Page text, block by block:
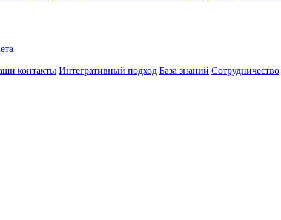
контакты Интегративный подход База знаний Сотрудничество